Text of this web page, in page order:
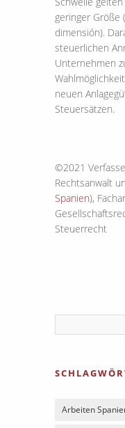
geringer Größe
dimensión).
steuerlichen
Unternehmen
neuen
Steuersätzen.
©2021
Rechtsanwalt
Spanien),
Steuerrecht
Arbeiten